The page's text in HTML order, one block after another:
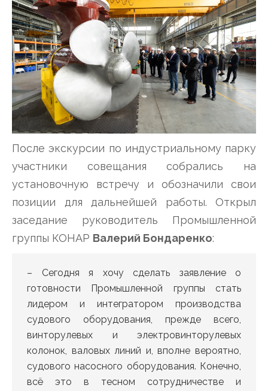
После экскурсии по индустриальному парку
участники совещания собрались на
установочную встречу и обозначили свои
позиции для дальнейшей работы. Открыл
заседание руководитель Промышленной
группы КОНАР Валерий Бондаренко:
– Сегодня я хочу сделать заявление о
готовности Промышленной группы стать
лидером и интегратором производства
судового оборудования, прежде всего,
винторулевых и электровинторулевых
колонок, валовых линий и, вполне вероятно,
судового насосного оборудования. Конечно,
всё это в тесном сотрудничестве и